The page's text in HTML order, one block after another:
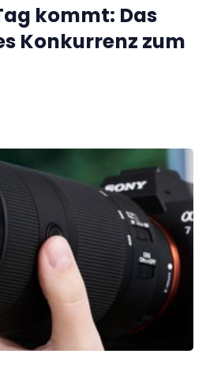
kommt: Das
Konkurrenz zum